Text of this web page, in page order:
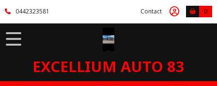
0442323581 Contact 0
EXCELLIUM AUTO 83